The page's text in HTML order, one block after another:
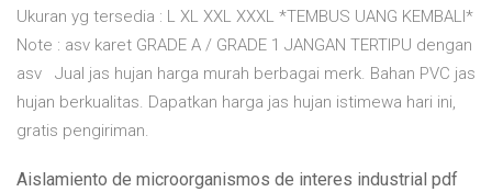
Ukuran yg tersedia : L XL XXL XXXL *TEMBUS UANG KEMBALI*
Note : asv karet GRADE A / GRADE 1 JANGAN TERTIPU dengan
asv Jual jas hujan harga murah berbagai merk. Bahan PVC jas
hujan berkualitas. Dapatkan harga jas hujan istimewa hari ini,
gratis pengiriman.
Aislamiento de microorganismos de interes industrial pdf